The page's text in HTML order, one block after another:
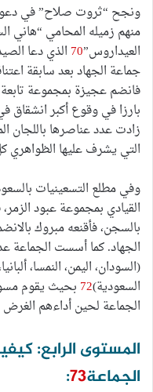
ونجح “ثروت صلاح” في دعوة
منهم زميله المحامي “هاني
العيداروس”70 الذي دعا
جماعة الجهاد بعد سابقة
فانضم عجيزة بمجموعة تابعة
بارزا في وقوع أكبر
زادت عدد عناصرها باللجان
التي يشرف عليها
وفي مطلع التسعينيات
القيادي بمجموعة عبود
بالسجن، فأقنعه مبروك
الجهاد. كما أسست الجماعة
(السودان، اليمن، النمسا،
السعودية)72 بحيث يقوم
الجماعة لحين أداءهم
المستوى الرابع:
الجماعة73
: